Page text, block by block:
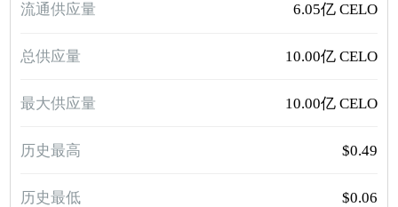
流通供应量 6.05亿 CELO
总供应量 10.00亿 CELO
最大供应量 10.00亿 CELO
历史最高 $0.49
历史最低 $0.06